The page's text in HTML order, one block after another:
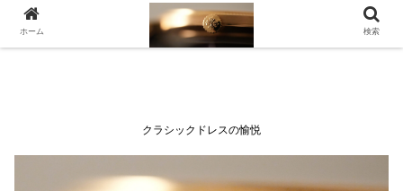
クラシックドレスの愉悦
ホーム 検索